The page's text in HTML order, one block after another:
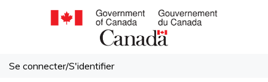
Se connecter/S'identifier